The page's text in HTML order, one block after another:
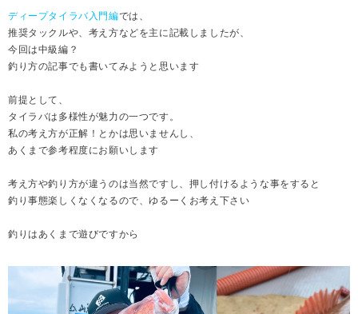
ディープタイラバ入門編では、
推奨タックルや、考え方などを主に記載しましたが、
今回は中級編？
釣り方の記事でも書いてみようと思います
前提として、
タイラバは多様性が魅力の一つです。
私の考え方が正解！とかは思いませんし、
あくまで参考程度にお願いします
考え方や釣り方が違うのは当然ですし、押し付けるような事をすると
釣り事態楽しくなくなるので、ゆるーくお考え下さい
釣りはあくまで遊びですから